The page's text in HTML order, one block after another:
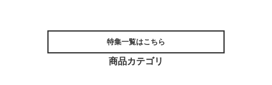
特集一覧はこちら
商品カテゴリ